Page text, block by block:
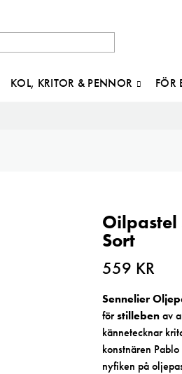
KOL, KRITOR & PENNOR FÖR
Oilpastel
Sort
559 KR
Sennelier
förstillebenav
kännetecknar
konstnären
nyfiken på